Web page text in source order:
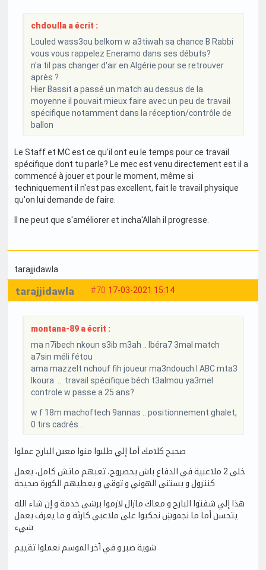
chdoulla a écrit :
Louled wass3ou belkom w a3tiwah sa chance B Rabbi
vous vous rappelez Eneramo dans ses débuts?
n'a til pas changer d'air en Algérie pour se retrouver
après ?
Hier Bassit a passé un match au dessus de la
moyenne il pouvait mieux faire avec un peu de travail
spécifique notamment dans la réception/contrôle de
ballon
Le Staff et MC est ce qu'il ont eu le temps pour ce travail
spécifique dont tu parle? Le mec est venu directement est il a
commencé à jouer et pour le moment, même si
techniquement il n'est pas excellent, fait le travail physique
qu'on lui demande de faire.
Il ne peut que s'améliorer et incha'Allah il progresse.
tarajjidawla
#70 17-03-2021 15:14
tarajjidawla
montana-89 a écrit :
ma n7ibech nkoun s3ib m3ah .. lbéra7 3mal match
a7sin méli fétou
ama mazzelt nchouf fih joueur ma3ndouch l ABC mta3
lkoura .. travail spécifique béch t3almou ya3mel
controle w passe a 25 ans?
w f 18m machoftech 9annas .. positionnement ghalet,
0 tirs cadrés ..
صحيح كلامك أما إلي طلبوا منوا معين البارح عملوا
خلى 2 ملاعبية في الدفاع باش يحصروح، تعبهم ماتش كامل، يعمل
كنترول و يستنى الهوني و توقي و يعطيهم الكورة صحيحة
هذا إلي شفتوا البارح و معاك مازال لازموا برشى خدمة و إن شاء الله
يتحسن أما ما نجموڜ نحكيوا على ملاعبي كارثة و ما يعرف يعمل
شيء
شوية صبر و في ٱخر الموسم نعملوا تقييم